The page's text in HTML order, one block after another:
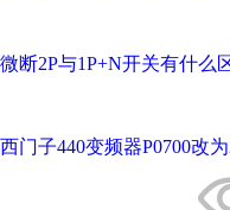
微断2P与1P+N开关有什么
西门子440变频器P0700改